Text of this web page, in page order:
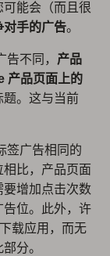
能会（而且很
对手的广告。
不同， 产品
产品页面上的
题。这与当前
签广告相同的
比，产品页面
要增加点击次数
位。此外，许
载应用，而无
分。